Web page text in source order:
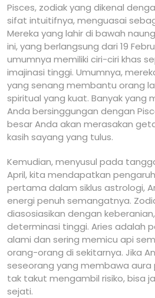
Pisces, zodiak yang dikenal
sifat intuitifnya, menguasai
Mereka yang lahir di bawah
ini, yang berlangsung dari 19
umumnya memiliki ciri-ciri khas
imajinasi tinggi. Umumnya,
yang senang membantu orang
spiritual yang kuat. Banyak yang
Anda bersinggungan dengan
besar Anda akan merasakan
kasih sayang yang tulus.
Kemudian, menyusul pada
April, kita mendapatkan
pertama dalam siklus astrologi,
energi penuh semangatnya.
diasosiasikan dengan
determinasi tinggi. Aries adalah
alami dan sering memicu api
orang-orang di sekitarnya. Jika
seseorang yang membawa aura
tak takut mengambil risiko, bisa
sejati.